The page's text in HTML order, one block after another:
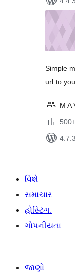
Simple
url to
M A
વિશે
સમાચાર
હોસ્ટિંગ.
ગોપનીયતા
જાણો